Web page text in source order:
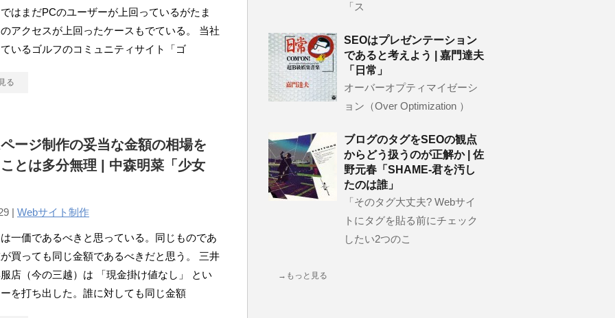
はまだPCのユーザーが上回っているがたま
アクセスが上回ったケースもでている。 当社
いるゴルフのコミュニティサイト「ゴ
る
ージ制作の妥当な金額の相場を
とは多分無理 | 中森明菜「少女
| Webサイト制作
一価であるべきと思っている。同じものであ
買っても同じ金額であるべきだと思う。 三井
店（今の三越）は 「現金掛け値なし」 とい
を打ち出した。誰に対しても同じ金額
「ス
SEOはプレゼンテーション
であると考えよう | 嘉門達夫
「日常」
オーバーオプティマイゼーシ
ョン（Over Optimization ）
ブログのタグをSEOの観点
からどう扱うのが正解か | 佐
野元春「SHAME-君を汚し
たのは誰」
「そのタグ大丈夫? Webサイ
トにタグを貼る前にチェック
したい2つのこ
→もっと見る